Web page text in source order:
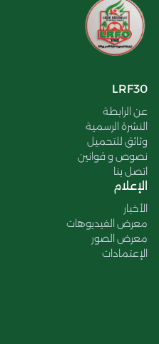
LRF30
عن الرابطة
النشرة الرسمية
وثائق للتحميل
نصوص و قوانين
اتصل بنا
الإعلام
الأخبار
معرض الفيديوهات
معرض الصور
الإعتمادات